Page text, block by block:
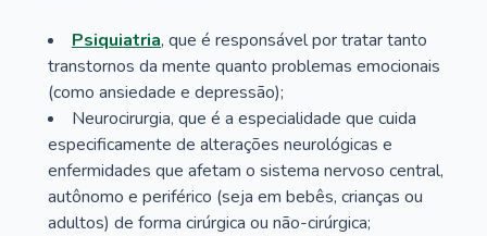
Psiquiatria, que é responsável por tratar tanto
transtornos da mente quanto problemas emocionais
(como ansiedade e depressão);
Neurocirurgia, que é a especialidade que cuida
especificamente de alterações neurológicas e
enfermidades que afetam o sistema nervoso central,
autônomo e periférico (seja em bebês, crianças ou
adultos) de forma cirúrgica ou não-cirúrgica;